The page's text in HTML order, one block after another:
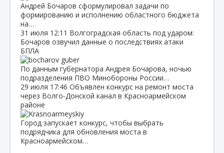
Андрей Бочаров сформулировал задачи по
формированию и исполнению областного бюджета
на…
31 июля 12:11 Волгоградская область под ударом:
Бочаров озвучил данные о последствиях атаки
БПЛА
По данным губернатора Андрея Бочарова, ночью
подразделения ПВО Минобороны России…
29 июля 17:46 Объявлен конкурс на ремонт моста
через Волго‑Донской канал в Красноармейском
районе
Город запускает конкурс, чтобы выбрать
подрядчика для обновления моста в
Красноармейском…